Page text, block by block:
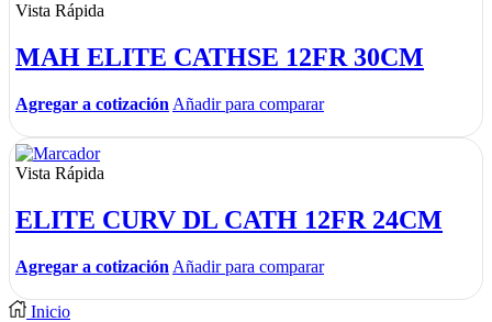
Vista Rápida
MAH ELITE CATHSE 12FR 30CM
Agregar a cotización Añadir para comparar
Vista Rápida
ELITE CURV DL CATH 12FR 24CM
Agregar a cotización Añadir para comparar
Inicio